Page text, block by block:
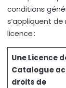
conditions
s’appliquent
licence :
Une Licence
Catalogue
droits de